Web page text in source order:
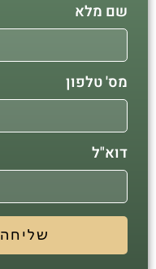
שם מלא
מס' טלפון
דוא"ל
שליחה